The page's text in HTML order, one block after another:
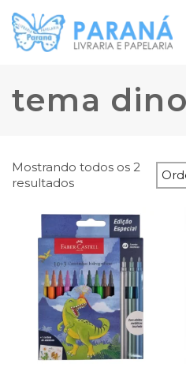
tema
Mostrando todos os 2
resultados